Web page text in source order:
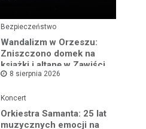
Bezpieczeństwo
Wandalizm w Orzeszu:
Zniszczono domek na
książki i altanę w Zawiści
8 sierpnia 2026
Koncert
Orkiestra Samanta: 25 lat
muzycznych emocji na